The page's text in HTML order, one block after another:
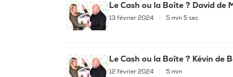
Le Cash ou la Boîte ? David de
13 février 2024 5 min 5 sec
Le Cash ou la Boîte ? Kévin de
12 février 2024 5 min